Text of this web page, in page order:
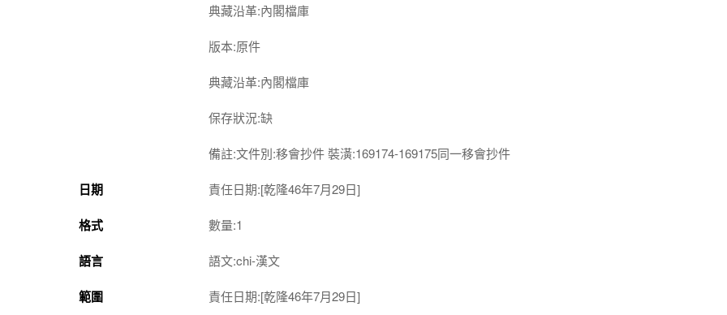
典藏沿革:內閣檔庫
版本:原件
典藏沿革:內閣檔庫
保存狀況:缺
備註:文件別:移會抄件 裝潢:169174-169175同一移會抄件
日期 責任日期:[乾隆46年7月29日]
格式 數量:1
語言 語文:chi-漢文
範圍 責任日期:[乾隆46年7月29日]